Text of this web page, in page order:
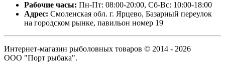
Рабочие часы: Пн-Пт: 08:00-20:00, Сб-Вс: 10:00-18:00
Адрес: Смоленская обл. г. Ярцево, Базарный переулок
на городском рынке, павильон номер 19
Интернет-магазин рыболовных товаров © 2014 - 2026
ООО "Порт рыбака".